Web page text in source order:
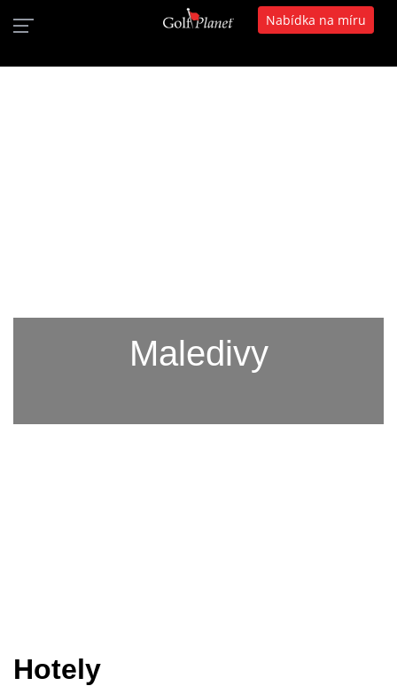
Nabídka na míru
Maledivy
Hotely